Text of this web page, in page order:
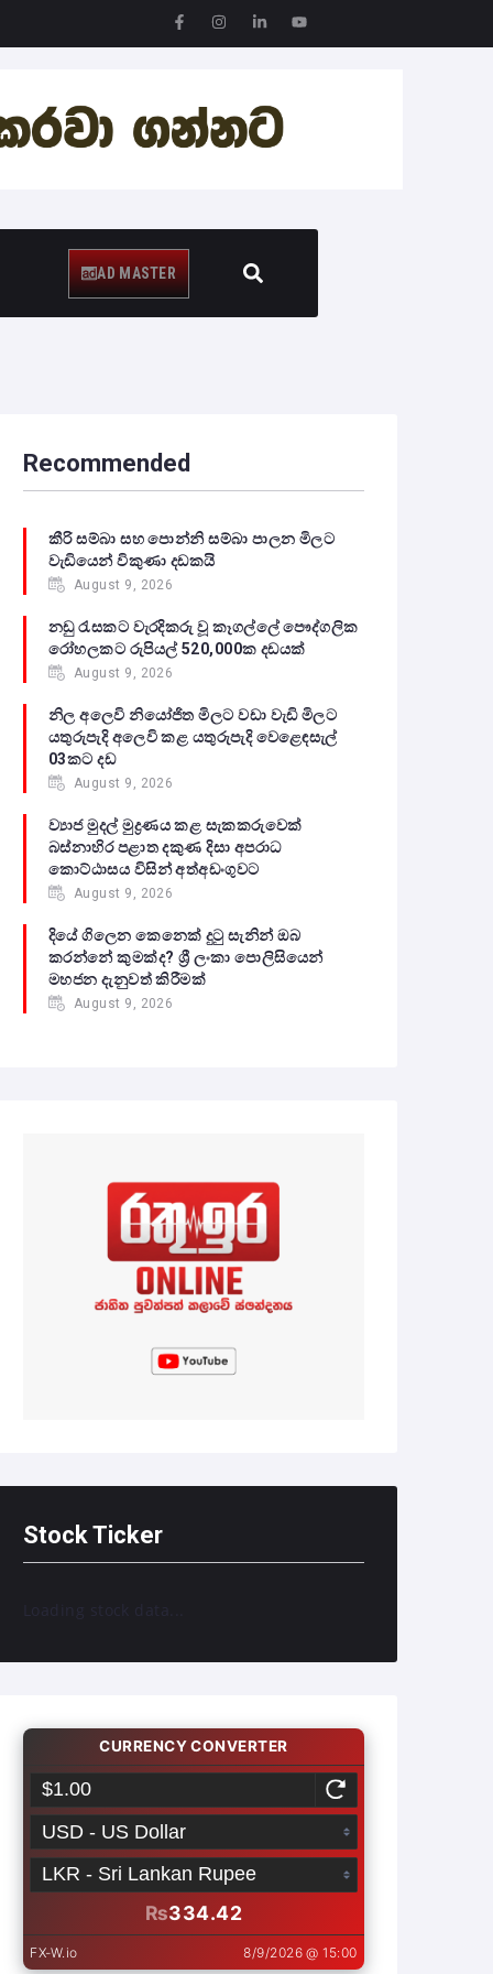
GOOG 353.47 -3.15 -0.88%
AD MASTER
Recommended
කීරි සම්බා සහ පොන්නි සම්බා පාලන මිලට
වැඩියෙන් විකුණා දඩකයි
August 9, 2026
නඩු රැසකට වැරදිකරු වූ කෑගල්ලේ පෞද්ගලික
රෝහලකට රුපියල් 520,000ක දඩයක්
August 9, 2026
නිල අලෙවි නියෝජිත මිලට වඩා වැඩි මිලට
යතුරුපැදි අලෙවි කළ යතුරුපැදි වෙළෙඳසැල්
03කට දඩ
August 9, 2026
ව්‍යාජ මුදල් මුද්‍රණය කළ සැකකරුවෙක්
බස්නාහිර පළාත දකුණ දිසා අපරාධ
කොට්ඨාසය විසින් අත්අඩංගුවට
August 9, 2026
දියේ ගිලෙන කෙනෙක් දුටු සැනින් ඔබ
කරන්නේ කුමක්ද? ශ්‍රී ලංකා පොලිසියෙන්
මහජන දැනුවත් කිරීමක්
August 9, 2026
Stock Ticker
Loading stock data...